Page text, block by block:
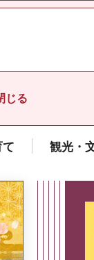
じる
観光・
より奈良」